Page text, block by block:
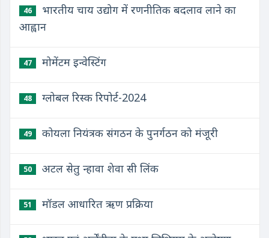
46
भारतीय चाय उद्योग में रणनीतिक बदलाव लाने का
आह्वान
47 मोमेंटम इन्वेस्टिंग
48 ग्लोबल रिस्क रिपोर्ट-2024
49 कोयला नियंत्रक संगठन के पुनर्गठन को मंजूरी
50 अटल सेतु न्हावा शेवा सी लिंक
51 मॉडल आधारित ऋण प्रक्रिया